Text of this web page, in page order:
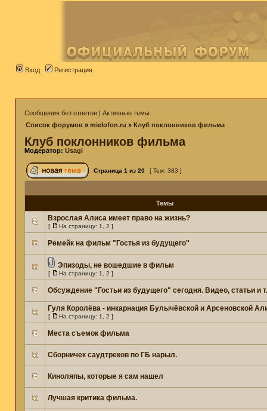
Вход Регистрация
Сообщения без ответов | Активные темы
Список форумов » mielofon.ru » Клуб поклонников фильма
Клуб поклонников фильма
Модератор: Usagi
Страница 1 из 20 [ Тем: 383 ]
Темы
Взрослая Алиса имеет право на жизнь?
[ На страницу: 1 2 ]
Ремейк на фильм "Гостья из будущего''
Эпизоды, не вошедшие в фильм
[ На страницу: 1 2 ]
Обсуждение "Гостьи из будущего" сегодня. Видео, статьи и
Гуля Королёва - инкарнация Булычёвской и Арсеновской
[ На страницу: 1 2 ]
Места съемок фильма
Сборничек саудтреков по ГБ нарыл.
Киноляпы, которые я сам нашел
Лучшая критика фильма.